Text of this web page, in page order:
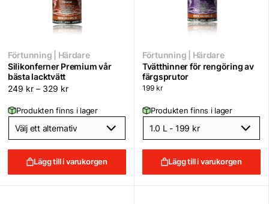
Förtunning | Härdare
Silikonferner Premium vår
bästa lacktvätt
249 kr – 329 kr
Produkten finns i lager
Lägg till i varukorgen
Förtunning | Härdare
Tvätthinner för rengöring av
färgsprutor
199 kr
Produkten finns i lager
Lägg till i varukorgen